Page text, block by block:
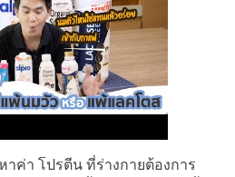
ค่า โปรตีน ที่ร่างกายต้องการ